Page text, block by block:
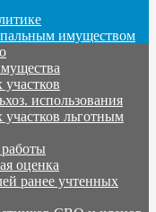
имуществом
использования
участков льготным
оценка
ранее учтенных